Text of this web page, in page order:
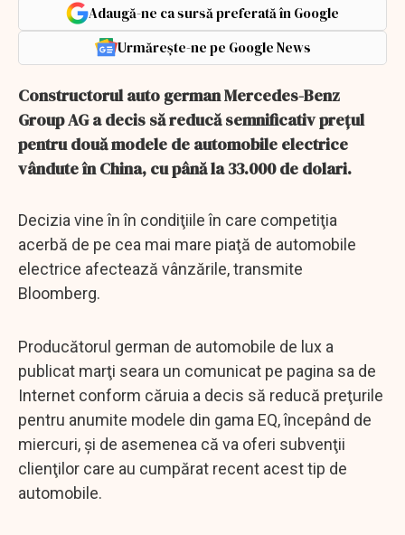
Adaugă-ne ca sursă preferată în Google
Urmărește-ne pe Google News
Constructorul auto german Mercedes-Benz
Group AG a decis să reducă semnificativ preţul
pentru două modele de automobile electrice
vândute în China, cu până la 33.000 de dolari.
Decizia vine în în condiţiile în care competiţia
acerbă de pe cea mai mare piaţă de automobile
electrice afectează vânzările, transmite
Bloomberg.
Producătorul german de automobile de lux a
publicat marţi seara un comunicat pe pagina sa de
Internet conform căruia a decis să reducă preţurile
pentru anumite modele din gama EQ, începând de
miercuri, şi de asemenea că va oferi subvenţii
clienţilor care au cumpărat recent acest tip de
automobile.